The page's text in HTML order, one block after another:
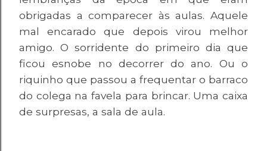
obrigadas a comparecer às aulas. Aquele
mal encarado que depois virou melhor
amigo. O sorridente do primeiro dia que
ficou esnobe no decorrer do ano. Ou o
riquinho que passou a frequentar o barraco
do colega na favela para brincar. Uma caixa
de surpresas, a sala de aula.